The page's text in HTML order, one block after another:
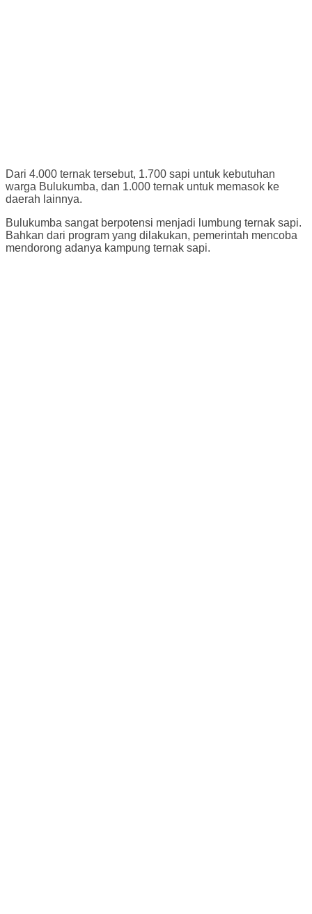
Dari 4.000 ternak tersebut, 1.700 sapi untuk kebutuhan
warga Bulukumba, dan 1.000 ternak untuk memasok ke
daerah lainnya.
Bulukumba sangat berpotensi menjadi lumbung ternak sapi.
Bahkan dari program yang dilakukan, pemerintah mencoba
mendorong adanya kampung ternak sapi.